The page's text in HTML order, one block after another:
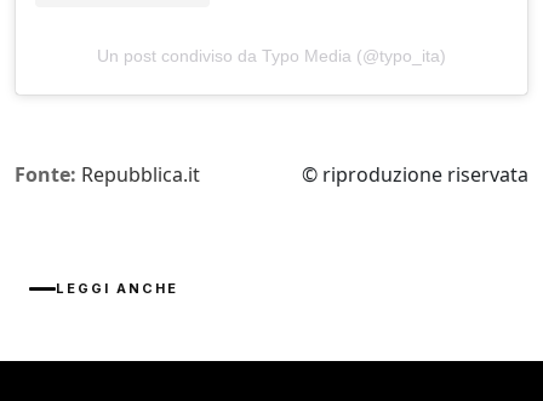
Un post condiviso da Typo Media (@typo_ita)
Fonte: Repubblica.it © riproduzione riservata
LEGGI ANCHE